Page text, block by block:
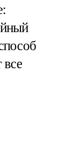
все